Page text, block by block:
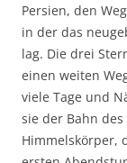
Persien, den
in der das
lag. Die drei
einen weiten
viele Tage und
sie der Bahn
Himmelskörper,